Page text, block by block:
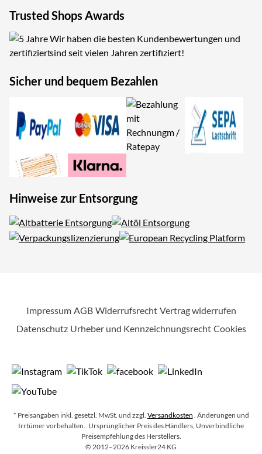
Trusted Shops Awards
Wir haben die besten Kundenbewertungen und
sind seit vielen Jahren zertifiziert!
Sicher und bequem Bezahlen
Hinweise zur Entsorgung
Impressum AGB Widerrufsrecht Vertrag widerrufen
Datenschutz Urheber und Kennzeichnungsrecht Cookies
* Preisangaben inkl. gesetzl. MwSt. und zzgl. Versandkosten . Änderungen und
Irrtümer vorbehalten.
. Ursprünglicher Preis des Händlers, Unverbindliche
Preisempfehlung des Herstellers.
© Copyright
2012–2026 Kreissler24 KG